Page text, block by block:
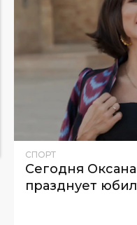
СПОРТ
Сегодня
празднует